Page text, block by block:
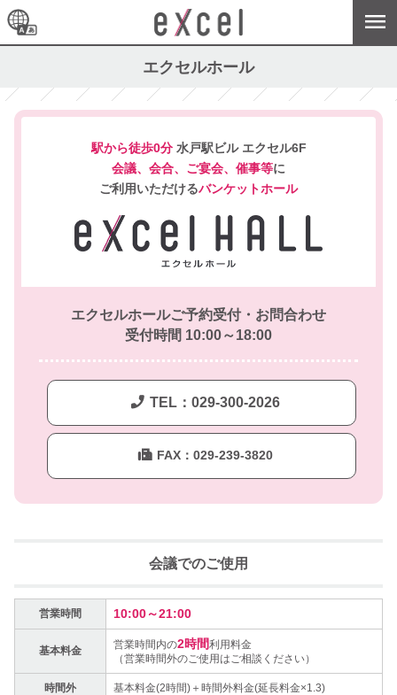
エクセルホール
駅から徒歩0分水戸駅ビル エクセル6F
会議、会合、ご宴会、催事等に
ご利用いただけるバンケットホール
エクセルホールご予約受付・お問合わせ
受付時間 10:00～18:00
TEL：029-300-2026
FAX：029-239-3820
会議でのご使用
営業時間 10:00～21:00
基本料金 営業時間内の2時間利用料金
（営業時間外のご使用はご相談ください）
時間外 基本料金(2時間)＋時間外料金(延長料金×1.3)